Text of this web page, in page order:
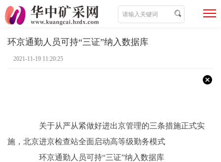
环京通勤人员可持“三证”纳入数据库
2021-11-19 11:20:25
关于从严从紧做好进出京管理的三条措施正式实
施，北京进京检查站全面启动高等级勤务模式
环京通勤人员可持“三证”纳入数据库